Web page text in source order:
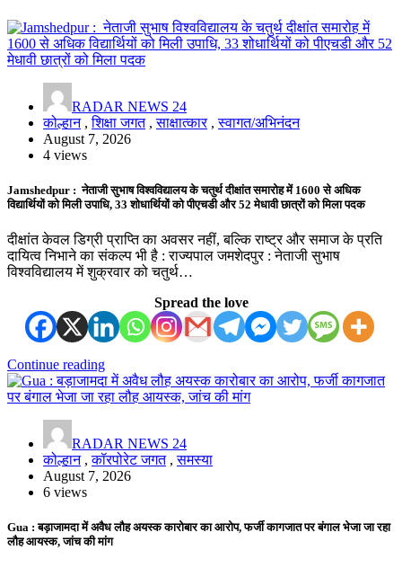
RADAR NEWS 24
कोल्हान,शिक्षा जगत,साक्षात्कार,स्वागत/अभिनंदन
August 7, 2026
4 views
Jamshedpur : नेताजी सुभाष विश्वविद्यालय के चतुर्थ दीक्षांत समारोह में 1600 से अधिक
विद्यार्थियों को मिली उपाधि, 33 शोधार्थियों को पीएचडी और 52 मेधावी छात्रों को मिला पदक
दीक्षांत केवल डिग्री प्राप्ति का अवसर नहीं, बल्कि राष्ट्र और समाज के प्रति
दायित्व निभाने का संकल्प भी है : राज्यपाल जमशेदपुर : नेताजी सुभाष
विश्वविद्यालय में शुक्रवार को चतुर्थ…
Spread the love
Continue reading
RADAR NEWS 24
कोल्हान,कॉरपोरेट जगत,समस्या
August 7, 2026
6 views
Gua : बड़ाजामदा में अवैध लौह अयस्क कारोबार का आरोप, फर्जी कागजात पर बंगाल भेजा जा रहा
लौह आयस्क, जांच की मांग